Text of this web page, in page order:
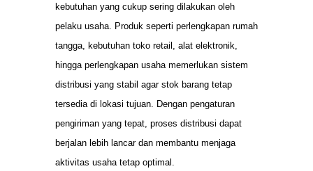
kebutuhan yang cukup sering dilakukan oleh
pelaku usaha. Produk seperti perlengkapan rumah
tangga, kebutuhan toko retail, alat elektronik,
hingga perlengkapan usaha memerlukan sistem
distribusi yang stabil agar stok barang tetap
tersedia di lokasi tujuan. Dengan pengaturan
pengiriman yang tepat, proses distribusi dapat
berjalan lebih lancar dan membantu menjaga
aktivitas usaha tetap optimal.